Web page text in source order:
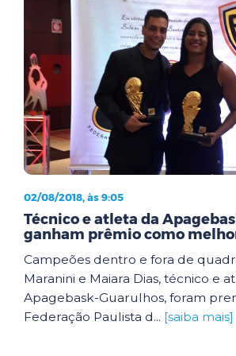
02/08/2018, às 9:05
Técnico e atleta da
ganham prêmio como
Campeões dentro e fora de
Maranini e Maiara Dias, técnico e
Apagebask-Guarulhos, foram
Federação Paulista d... [saiba mais]